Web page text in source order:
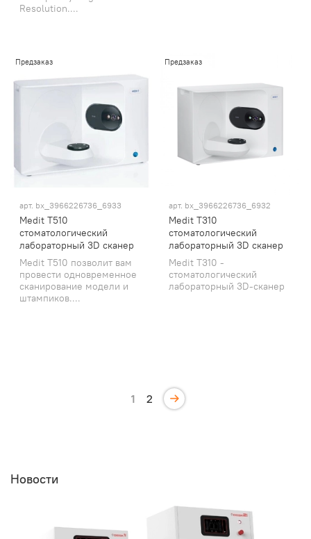
Resolution....
Предзаказ
арт. bx_3966226736_6933
Medit T510
стоматологический
лабораторный 3D сканер
Medit T510 позволит вам
провести одновременное
сканирование модели и
штампиков....
Предзаказ
арт. bx_3966226736_6932
Medit T310
стоматологический
лабораторный 3D сканер
Medit T310 -
стоматологический
лабораторный 3D-сканер
1 2
Новости